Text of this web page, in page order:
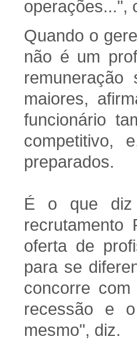
operações...",
Quando o
não é um
maiores,
funcionário
competitivo,
preparados.
É o que diz
recrutamento
oferta de
para se
concorre
recessão e
mesmo", diz.